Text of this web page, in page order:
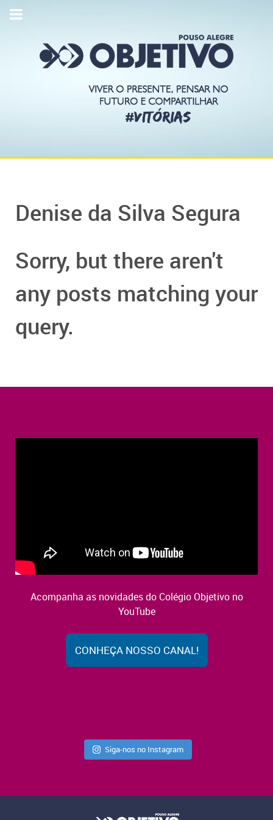
Denise da Silva Segura
Sorry, but there aren't
any posts matching your
query.
Acompanha as novidades do Colégio Objetivo no
YouTube
CONHEÇA NOSSO CANAL!
Siga-nos no Instagram